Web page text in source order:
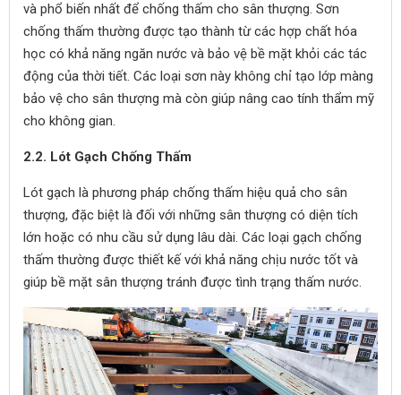
và phổ biến nhất để chống thấm cho sân thượng. Sơn
chống thấm thường được tạo thành từ các hợp chất hóa
học có khả năng ngăn nước và bảo vệ bề mặt khỏi các tác
động của thời tiết. Các loại sơn này không chỉ tạo lớp màng
bảo vệ cho sân thượng mà còn giúp nâng cao tính thẩm mỹ
cho không gian.
2.2. Lót Gạch Chống Thấm
Lót gạch là phương pháp chống thấm hiệu quả cho sân
thượng, đặc biệt là đối với những sân thượng có diện tích
lớn hoặc có nhu cầu sử dụng lâu dài. Các loại gạch chống
thấm thường được thiết kế với khả năng chịu nước tốt và
giúp bề mặt sân thượng tránh được tình trạng thấm nước.